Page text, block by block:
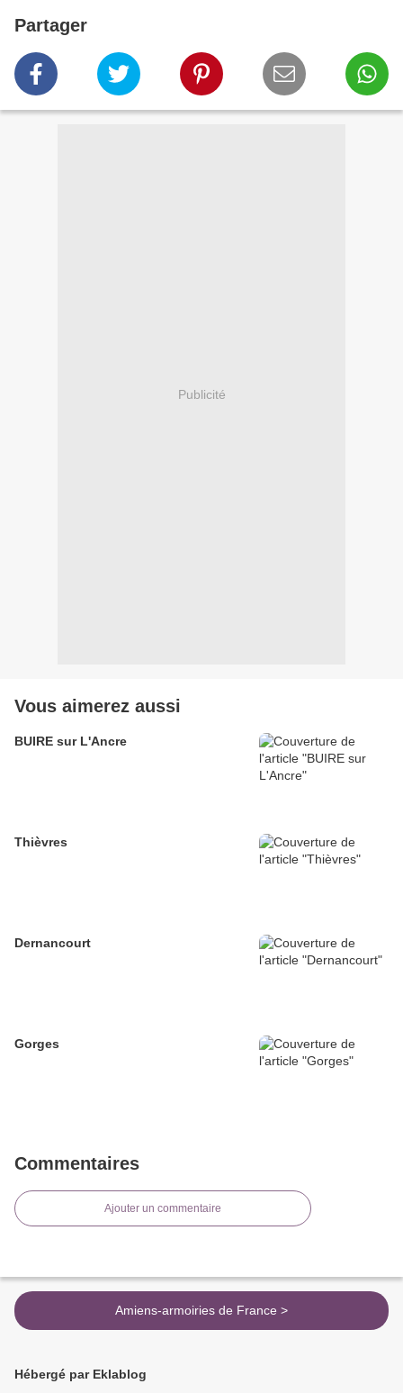
Partager
Publicité
Vous aimerez aussi
BUIRE sur L'Ancre
Thièvres
Dernancourt
Gorges
Commentaires
Ajouter un commentaire
Amiens-armoiries de France >
Hébergé par Eklablog